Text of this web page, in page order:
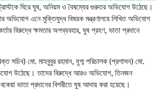
ঘিরে ঘুষ, অনিয়ম ও বৈষম্যের গুরুতর অভিযোগ উঠেছে।
অভিযোগ এনে মুক্তিযুদ্ধ বিষয়ক মন্ত্রণালয়ে লিখিত অভিযোগ
বিরুদ্ধে ক্ষমতার অপব্যবহার, ঘুষ গ্রহণ, ভাতা প্রদানে
সচিব) মো. মাহবুবুর রহমান, যুগ্ম পরিচালক (প্রশাসন) মো.
উঠেছে। তাদের বিরুদ্ধে আরও অভিযোগ, তিনজন
ভাতা প্রদানের বিপরীতে ঘুষ আদায় করা হয়েছে।